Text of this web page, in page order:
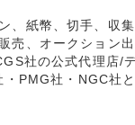
、紙幣、切手、収
売、オークション
社の公式代理店/
PMG社・NGC社